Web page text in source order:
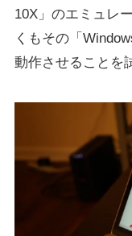
10X」のエミュレ
くもその「
動作させることを